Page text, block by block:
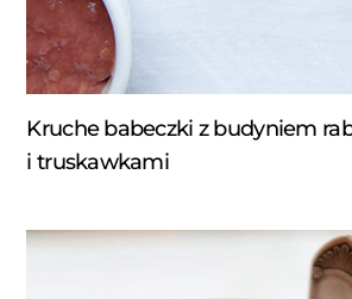
Kruche babeczki z budyniem
i truskawkami